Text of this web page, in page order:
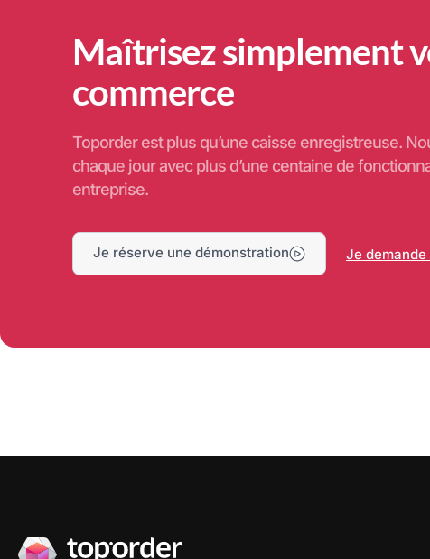
Maîtrisez simplement
commerce
Toporder est plus qu’une caisse enregistreuse.
chaque jour avec plus d’une centaine de
entreprise.
Je réserve une démonstration Je